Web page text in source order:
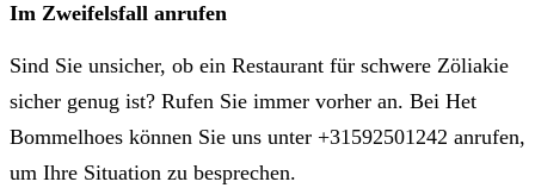
Im Zweifelsfall anrufen
Sind Sie unsicher, ob ein Restaurant für schwere Zöliakie
sicher genug ist? Rufen Sie immer vorher an. Bei Het
Bommelhoes können Sie uns unter +31592501242 anrufen,
um Ihre Situation zu besprechen.